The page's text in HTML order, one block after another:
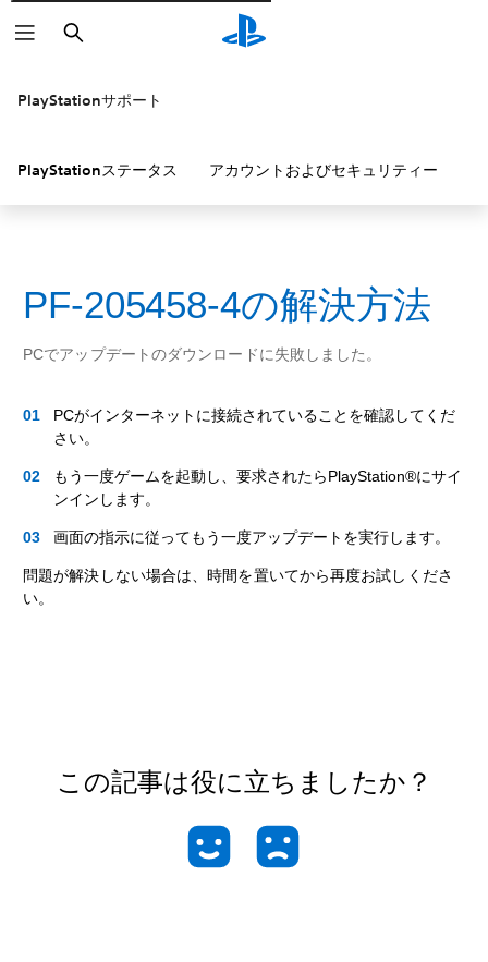
検
索
PlayStationサポート
PlayStationステータス アカウントおよびセキュリティー
PF-205458-4の解決方法
PCでアップデートのダウンロードに失敗しました。
PCがインターネットに接続されていることを確認してくだ
さい。
もう一度ゲームを起動し、要求されたらPlayStation®にサイ
ンインします。
画面の指示に従ってもう一度アップデートを実行します。
問題が解決しない場合は、時間を置いてから再度お試しくださ
い。
この記事は役に立ちましたか？